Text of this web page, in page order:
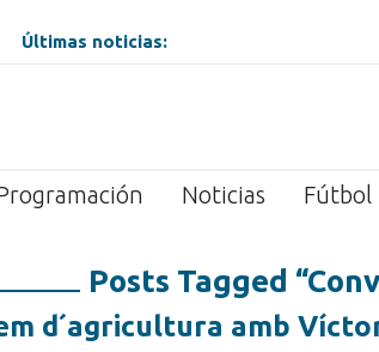
Últimas noticias:
Noticias Fútbol
Posts Tagged
d´agricultura amb